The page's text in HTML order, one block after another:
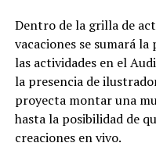
Dentro de la grilla de
vacaciones se sumará
las actividades en el
la presencia de
proyecta montar una
hasta la posibilidad de
creaciones en vivo.